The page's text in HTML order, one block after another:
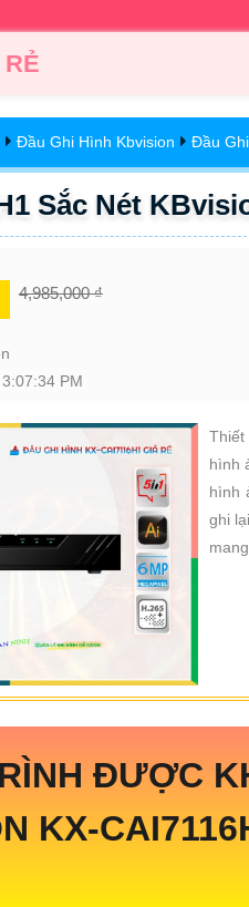
Đầu Ghi Hình Kbvision Đầu
Sắc Nét
4,985,000 ₫
PM
hình
hình
ghi
ĐƯỢC
KX-